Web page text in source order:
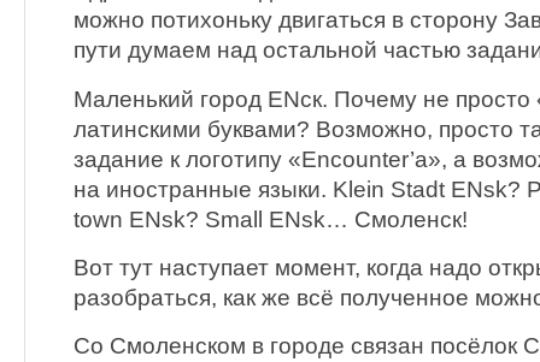
можно потихоньку двигаться в сторону
пути думаем над остальной частью
Маленький город ENск. Почему не просто
латинскими буквами? Возможно, просто
задание к логотипу «Encounter’а», а
на иностранные языки. Klein Stadt ENsk?
town ENsk? Small ENsk… Смоленск!
Вот тут наступает момент, когда надо
разобраться, как же всё полученное
Со Смоленском в городе связан посёлок